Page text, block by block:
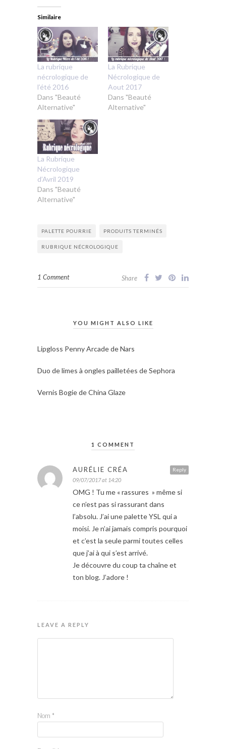
Similaire
La rubrique
nécrologique de
l’été 2016
Dans "Beauté
Alternative"
La Rubrique
Nécrologique de
Aout 2017
Dans "Beauté
Alternative"
La Rubrique
Nécrologique
d’Avril 2019
Dans "Beauté
Alternative"
PALETTE POURRIE PRODUITS TERMINÉS
RUBRIQUE NÉCROLOGIQUE
1 Comment Share
YOU MIGHT ALSO LIKE
Lipgloss Penny Arcade de Nars
Duo de limes à ongles pailletées de Sephora
Vernis Bogie de China Glaze
1 COMMENT
Reply
AURÉLIE CRÉA
09/07/2017 at 14:20
OMG ! Tu me « rassures » même si
ce n’est pas si rassurant dans
l’absolu. J’ai une palette YSL qui a
moisi. Je n’ai jamais compris pourquoi
et c’est la seule parmi toutes celles
que j’ai à qui s’est arrivé.
Je découvre du coup ta chaîne et
ton blog. J’adore !
LEAVE A REPLY
Nom *